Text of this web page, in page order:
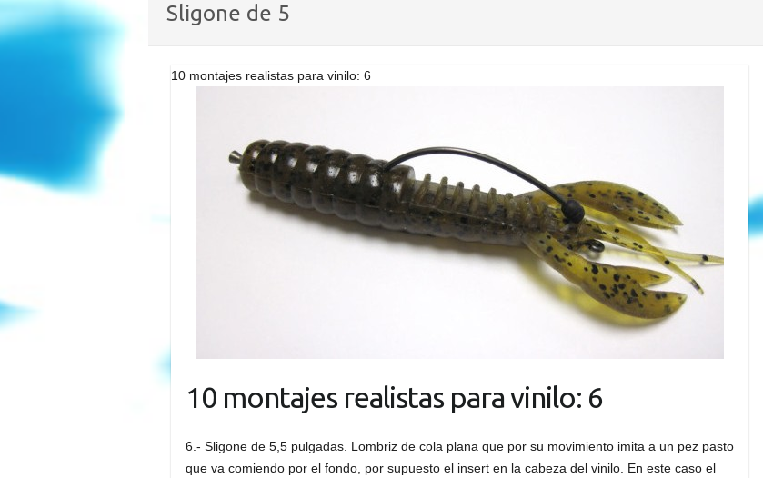
Sligone de 5
10 montajes realistas para vinilo: 6
10 montajes realistas para vinilo: 6
6.- Sligone de 5,5 pulgadas. Lombriz de cola plana que por su movimiento imita a un pez pasto
que va comiendo por el fondo, por supuesto el insert en la cabeza del vinilo. En este caso el